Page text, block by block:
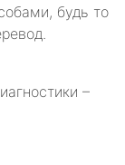
будь то
–